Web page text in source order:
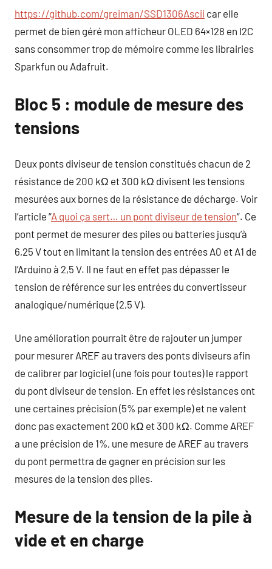
https://github.com/greiman/SSD1306Ascii car elle
permet de bien géré mon afficheur OLED 64×128 en I2C
sans consommer trop de mémoire comme les librairies
Sparkfun ou Adafruit.
Bloc 5 : module de mesure des
tensions
Deux ponts diviseur de tension constitués chacun de 2
résistance de 200 kΩ et 300 kΩ divisent les tensions
mesurées aux bornes de la résistance de décharge. Voir
l’article “A quoi ça sert… un pont diviseur de tension“. Ce
pont permet de mesurer des piles ou batteries jusqu’à
6,25 V tout en limitant la tension des entrées A0 et A1 de
l’Arduino à 2,5 V. Il ne faut en effet pas dépasser le
tension de référence sur les entrées du convertisseur
analogique/numérique (2,5 V).
Une amélioration pourrait être de rajouter un jumper
pour mesurer AREF au travers des ponts diviseurs afin
de calibrer par logiciel (une fois pour toutes) le rapport
du pont diviseur de tension. En effet les résistances ont
une certaines précision (5% par exemple) et ne valent
donc pas exactement 200 kΩ et 300 kΩ. Comme AREF
a une précision de 1%, une mesure de AREF au travers
du pont permettra de gagner en précision sur les
mesures de la tension des piles.
Mesure de la tension de la pile à
vide et en charge